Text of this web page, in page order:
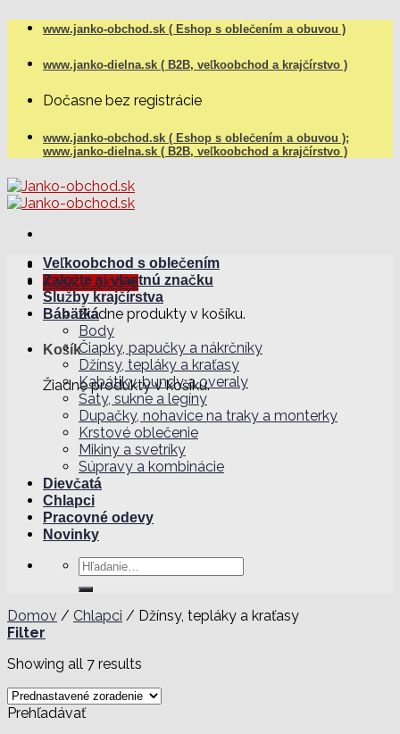
Skip
content
www.janko-obchod.sk ( Eshop s oblečením a obuvou )
www.janko-dielna.sk ( B2B, veľkoobchod a krajčírstvo )
Dočasne bez registrácie
www.janko-obchod.sk ( Eshop s oblečením a obuvou );
www.janko-dielna.sk ( B2B, veľkoobchod a krajčírstvo )
Košík /0,00€
Žiadne produkty v košíku.
Košík
Žiadne produkty v košíku.
Veľkoobchod s oblečením
Založte si vlastnú značku
Služby krajčírstva
Bábätká
Body
Čiapky, papučky a nákrčníky
Džínsy, tepláky a kraťasy
Kabátiky, bundy a overaly
Šaty, sukne a legíny
Dupačky, nohavice na traky a monterky
Krstové oblečenie
Mikiny a svetríky
Súpravy a kombinácie
Dievčatá
Chlapci
Pracovné odevy
Novinky
Hľadať:
Domov / Chlapci / Džínsy, tepláky a kraťasy
Filter
Showing all 7 results
Prehľadávať